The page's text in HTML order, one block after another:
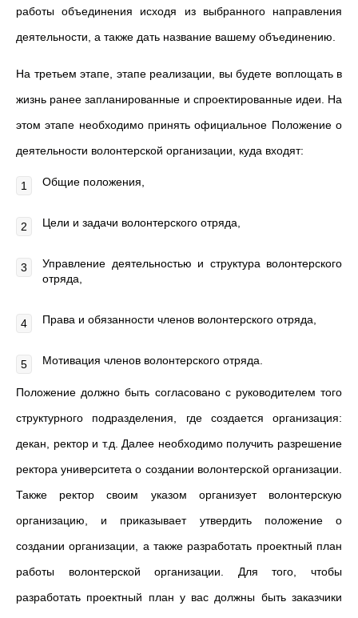
работы объединения исходя из выбранного направления
деятельности, а также дать название вашему объединению.
На третьем этапе, этапе реализации, вы будете воплощать в
жизнь ранее запланированные и спроектированные идеи. На
этом этапе необходимо принять официальное Положение о
деятельности волонтерской организации, куда входят:
Общие положения,
Цели и задачи волонтерского отряда,
Управление деятельностью и структура волонтерского
отряда,
Права и обязанности членов волонтерского отряда,
Мотивация членов волонтерского отряда.
Положение должно быть согласовано с руководителем того
структурного подразделения, где создается организация:
декан, ректор и т.д. Далее необходимо получить разрешение
ректора университета о создании волонтерской организации.
Также ректор своим указом организует волонтерскую
организацию, и приказывает утвердить положение о
создании организации, а также разработать проектный план
работы волонтерской организации. Для того, чтобы
разработать проектный план у вас должны быть заказчики